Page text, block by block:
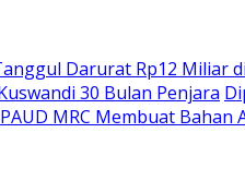
Darurat Rp12 Miliar
30 Bulan Penjara
MRC Membuat Bahan